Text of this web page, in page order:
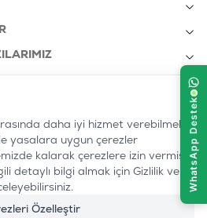
7000 212
%100 MUTLU
MÜŞTERI HATTI
daha iyi hizmet verebilmek
yasalara uygun çerezler
kalarak çerezlere izin vermiş
detaylı bilgi almak için Gizlilik ve
Özelleştir